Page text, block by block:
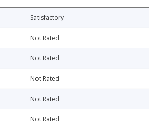
Satisfactory
Not Rated
Not Rated
Not Rated
Not Rated
Not Rated